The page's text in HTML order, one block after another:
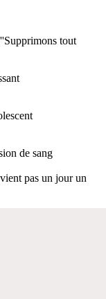
tout
de sang
pas un jour un